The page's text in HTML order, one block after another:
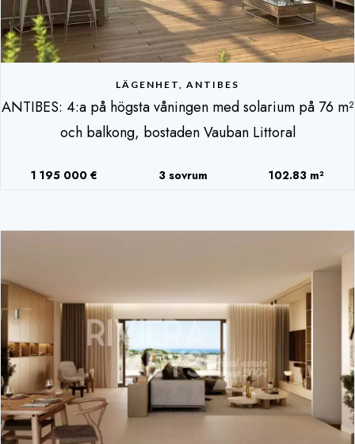
LÄGENHET, ANTIBES
ANTIBES: 4:a på högsta våningen med solarium på 76 m²
och balkong, bostaden Vauban Littoral
1 195 000 € 3 sovrum 102.83 m²